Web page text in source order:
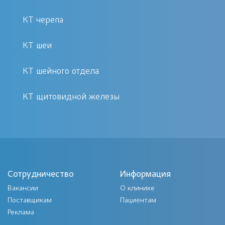
требует длительной реабилитации.
КТ черепа
КТ шеи
КТ шейного отдела
КТ щитовидной железы
Сотрудничество
Вакансии
Поставщикам
Реклама
Информация
О клинике
Пациентам